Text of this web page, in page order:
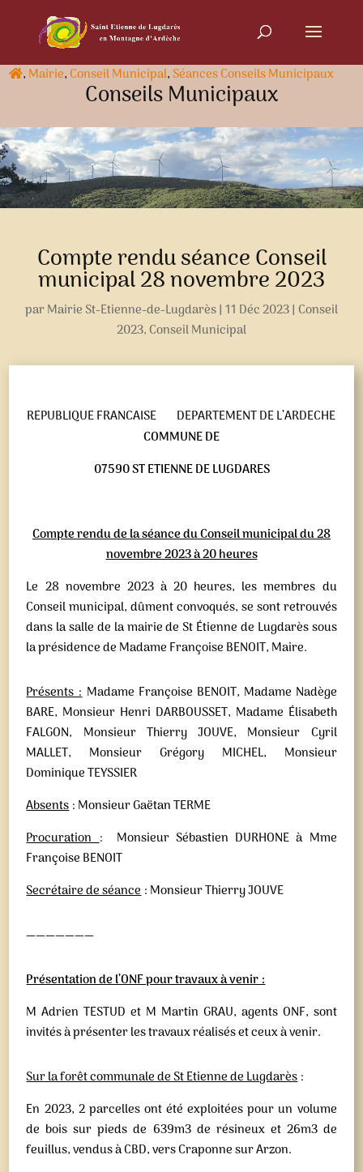
, Mairie, Conseil Municipal,Séances Conseils Municipaux
Conseils Municipaux
Compte rendu séance Conseil
municipal 28 novembre 2023
parMairie St-Etienne-de-Lugdarès| 11 Déc 2023| Conseil
2023, Conseil Municipal
REPUBLIQUE FRANCAISE
DEPARTEMENT DE L’ARDECHE
COMMUNE DE
07590 ST ETIENNE DE LUGDARES
Compte rendu de la séance du Conseil municipal du 28
novembre 2023 à 20 heures
Le 28 novembre 2023 à 20 heures, les membres du
Conseil municipal, dûment convoqués, se sont retrouvés
dans la salle de la mairie de St Étienne de Lugdarès sous
la présidence de Madame Françoise BENOIT, Maire.
Présents :Madame Françoise BENOIT, Madame Nadège
BARE, Monsieur Henri DARBOUSSET, Madame Élisabeth
FALGON, Monsieur Thierry JOUVE, Monsieur Cyril
MALLET, Monsieur Grégory MICHEL, Monsieur
Dominique TEYSSIER
Absents: Monsieur Gaëtan TERME
Procuration: Monsieur Sébastien DURHONE à Mme
Françoise BENOIT
Secrétaire de séance: Monsieur Thierry JOUVE
———————
Présentation de l’ONF pour travaux à venir :
M Adrien TESTUD et M Martin GRAU, agents ONF, sont
invités à présenter les travaux réalisés et ceux à venir.
Sur la forêt communale de St Etienne de Lugdarès:
En 2023, 2 parcelles ont été exploitées pour un volume
de bois sur pieds de 639m3 de résineux et 26m3 de
feuillus, vendus à CBD, vers Craponne sur Arzon.